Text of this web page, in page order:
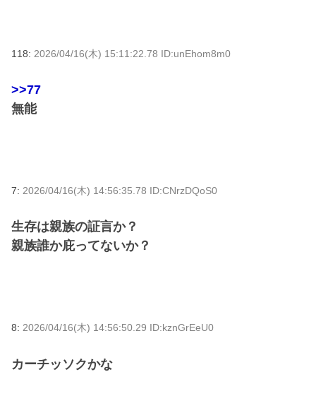
118: 2026/04/16(木) 15:11:22.78 ID:unEhom8m0
>>77
無能
7: 2026/04/16(木) 14:56:35.78 ID:CNrzDQoS0
生存は親族の証言か？
親族誰か庇ってないか？
8: 2026/04/16(木) 14:56:50.29 ID:kznGrEeU0
カーチッソクかな